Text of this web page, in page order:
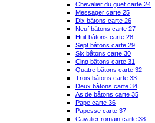
Chevalier du guet carte 24
Messager carte 25
Dix bâtons carte 26
Neuf bâtons carte 27
Huit bâtons carte 28
Sept bâtons carte 29
Six bâtons carte 30
Cinq bâtons carte 31
Quatre bâtons carte 32
Trois bâtons carte 33
Deux bâtons carte 34
As de bâtons carte 35
Pape carte 36
Papesse carte 37
Cavalier romain carte 38